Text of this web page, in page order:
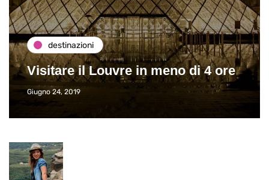
destinazioni
Visitare il Louvre in meno di 4 ore
Giugno 24, 2019